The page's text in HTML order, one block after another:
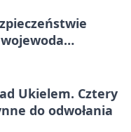
Ukielem. Cztery
do odwołania